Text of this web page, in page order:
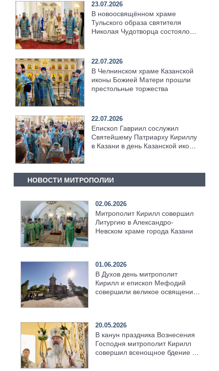
23.07.2026
В новоосвящённом храме
Тульского образа святителя
Николая Чудотворца состоялось
22.07.2026
В Челнинском храме Казанской
иконы Божией Матери прошли
престольные торжества
22.07.2026
Епископ Гавриил сослужил
Святейшему Патриарху Кириллу
в Казани в день Казанской иконы
НОВОСТИ МИТРОПОЛИИ
02.06.2026
Митрополит Кирилл совершил
Литургию в Александро-
Невском храме города Казани
01.06.2026
В Духов день митрополит
Кирилл и епископ Мефодий
совершили великое освящение
20.05.2026
В канун праздника Вознесения
Господня митрополит Кирилл
совершил всенощное бдение в